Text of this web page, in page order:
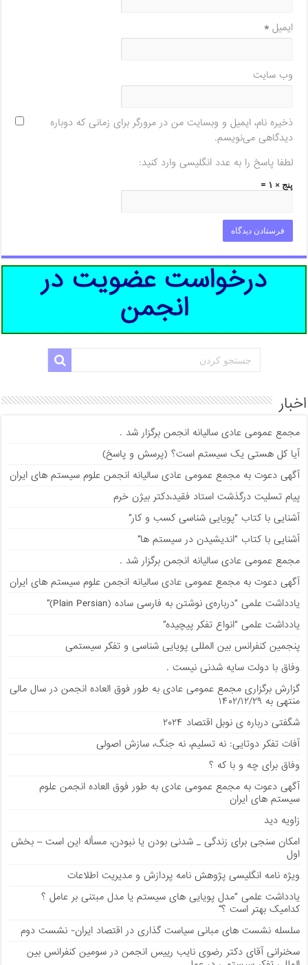
ایمیل*
وب‌ سایت
ذخیره نام، ایمیل و وبسایت من در مرورگر برای زمانی که دوباره
دیدگاهی می‌نویسم.
لطفا پاسخ را به عدد انگلیسی وارد کنید:
پنج × ۱ =
درخواست عضویت در
انجمن
اخبار
مجمع عمومی عادی سالیانه انجمن برگزار شد .
آیا کل هستی یک سیستم است؟ (پرسش و پاسخ)
آگهی دعوت به مجمع عمومی عادی سالیانه انجمن علوم سیستم های ایران
پیام تسلیت درگذشت استاد فقید،دکتر بیژن خرم
آشنایی با کتاب “پویایی شناسی کسب و کار”
آشنایی با کتاب “اندیشیدن در سیستم ها”
مجمع عمومی عادی سالیانه انجمن برگزار شد .
آگهی دعوت به مجمع عمومی عادی سالیانه انجمن علوم سیستم های ایران
يادداشت علمی “درباره‌ی نوشتن به فارسی ساده (Plain Persian)”
يادداشت علمی “انواع تفکر پیچیده”
پنجمین کنفرانس بین المللی پویایی شناسی و تفکر سیستمی
وفاق با دولت سایه شدنی نیست .
گزارش برگزاری مجمع عمومی عادی به طور فوق العاده انجمن در سال مالی
منتهی به ۱۴۰۲/۱۲/۲۹
شگفتی درباره ی نوبل اقتصاد ۲۰۲۴
آفات تفکر دوتایی: نه تسلیم، نه جنگ، سازش اصولی
وفاق برای چه و با که ؟
آگهی دعوت به مجمع عمومی عادی به طور فوق العاده انجمن علوم
سیستم های ایران
زاویه دید
امکان سنجی برای زندگی _ شدنی بودن یا نبودن، مسأله این است – بخش
اول
ویژه نامه انگلیسی پژوهش نامه پردازش و مدیریت اطلاعات
يادداشت علمی “مدل پویایی های سیستم یا مدل مبتنی بر عامل ؟
کدامیک بهتر است ؟”
سلسله نشست های مبانی سیاست گذاری در اقتصاد ایران- نشست دوم
سخنرانی آقای دکتر رضوی نایب رییس انجمن در سومین کنفرانس بین